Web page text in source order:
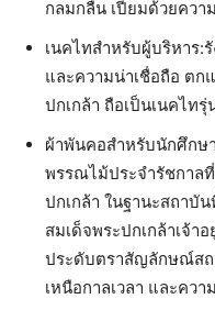
กลมกลืน เปี่ยมด้วยควา
เนคไทสำหรับผู้บริหาร:
และความน่าเชื่อถือ ตก
ปกเกล้า ถือเป็นเนคไท
ผ้าพันคอสำหรับนักศึกษ
พรรณไม้ประจำรัชกาล
ปกเกล้า ในฐานะสถาบั
สมเด็จพระปกเกล้าเจ้า
ประดับตราสัญลักษณ์สถ
เหนือกาลเวลา และคว